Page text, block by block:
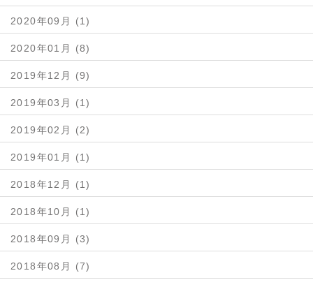
2020年09月 (1)
2020年01月 (8)
2019年12月 (9)
2019年03月 (1)
2019年02月 (2)
2019年01月 (1)
2018年12月 (1)
2018年10月 (1)
2018年09月 (3)
2018年08月 (7)